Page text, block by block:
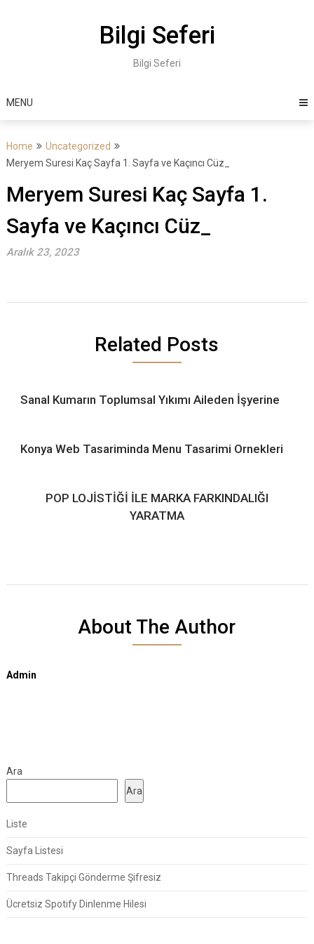
Bilgi Seferi
Bilgi Seferi
MENU
Home
Uncategorized
Meryem Suresi Kaç Sayfa 1. Sayfa ve Kaçıncı Cüz_
Meryem Suresi Kaç Sayfa 1.
Sayfa ve Kaçıncı Cüz_
Aralık 23, 2023
Related Posts
Sanal Kumarın Toplumsal Yıkımı Aileden İşyerine
Konya Web Tasariminda Menu Tasarimi Ornekleri
POP LOJİSTİĞİ İLE MARKA FARKINDALIĞI
YARATMA
About The Author
Admin
Ara
Ara
Liste
Sayfa Listesi
Threads Takipçi Gönderme Şifresiz
Ücretsiz Spotify Dinlenme Hilesi